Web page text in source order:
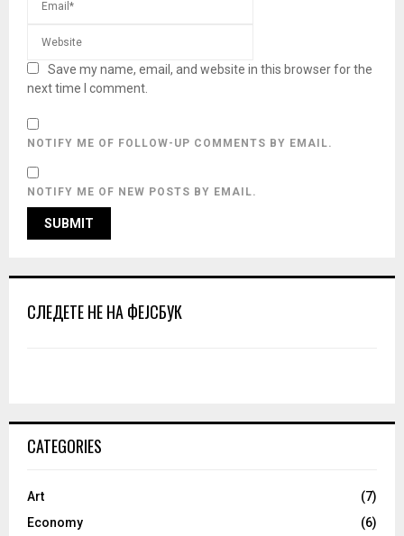
Save my name, email, and website in this browser for the
next time I comment.
NOTIFY ME OF FOLLOW-UP COMMENTS BY EMAIL.
NOTIFY ME OF NEW POSTS BY EMAIL.
СЛЕДЕТЕ НЕ НА ФЕЈСБУК
CATEGORIES
Art
(7)
Economy
(6)